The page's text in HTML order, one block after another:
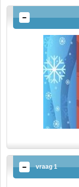
vraag 1